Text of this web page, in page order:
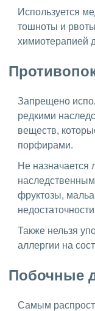
Используется
тошноты и
химиотерапией
Запрещено
редкими
веществ,
порфирами.
Не назначается
фруктозы,
Также нельзя
аллергии на
Побочные
Самым